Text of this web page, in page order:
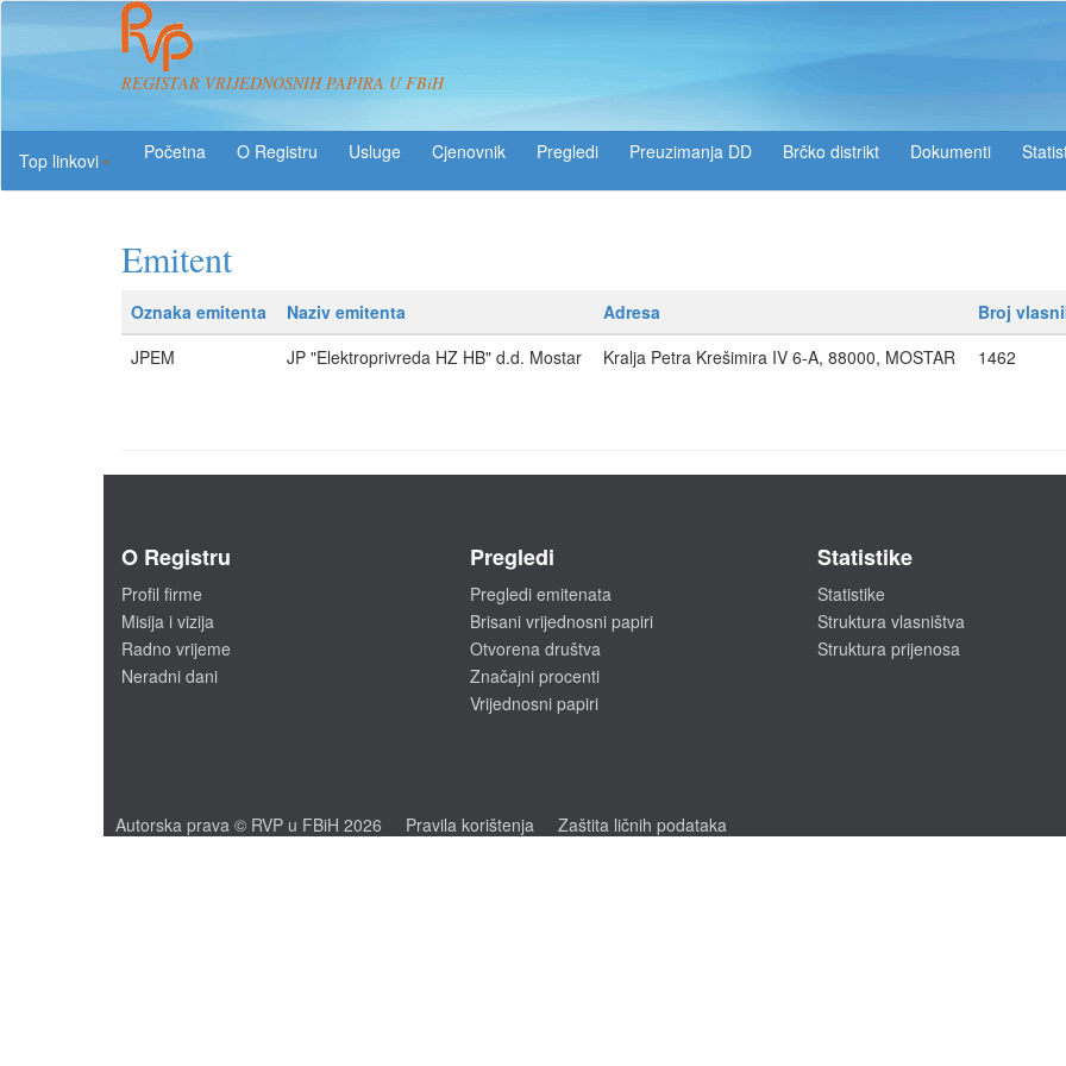
REGISTAR VRIJEDNOSNIH PAPIRA U FBiH
Top linkovi
O Registru Usluge Pregledi Preuzimanja DD Brčko distrikt Dokumenti
Emitent
Oznaka emitenta Naziv emitenta Adresa
Broj
JPEM
JP "Elektroprivreda HZ HB" d.d. Mostar Kralja Petra Krešimira IV 6-A, 88000, MOSTAR 1462
O Registru
Profil firme
Misija i vizija
Radno vrijeme
Neradni dani
Pregledi
Pregledi emitenata
Brisani vrijednosni papiri
Otvorena društva
Značajni procenti
Vrijednosni papiri
Statistike
Statistike
Struktura vlasništva
Struktura prijenosa
Autorska prava © RVP u FBiH 2026 Pravila korištenja Zaštita ličnih podataka